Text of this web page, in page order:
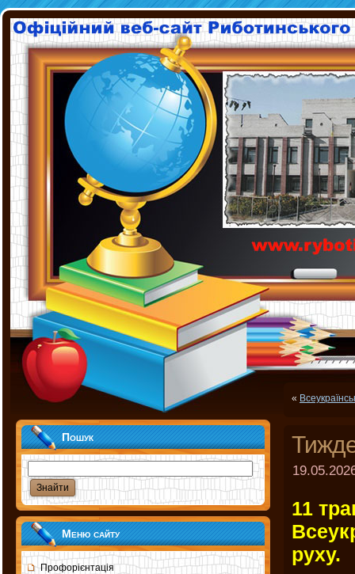
Пошук
Меню сайту
Профорієнтація
«
11
руху.